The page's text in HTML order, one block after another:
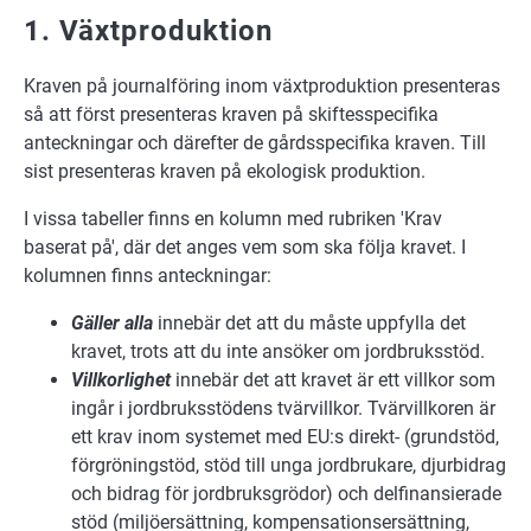
1. Växtproduktion
Kraven på journalföring inom växtproduktion presenteras
så att först presenteras kraven på skiftesspecifika
anteckningar och därefter de gårdsspecifika kraven. Till
sist presenteras kraven på ekologisk produktion.
I vissa tabeller finns en kolumn med rubriken 'Krav
baserat på', där det anges vem som ska följa kravet. I
kolumnen finns anteckningar:
Gäller alla innebär det att du måste uppfylla det
kravet, trots att du inte ansöker om jordbruksstöd.
Villkorlighetinnebär det att kravet är ett villkor som
ingår i jordbruksstödens tvärvillkor. Tvärvillkoren är
ett krav inom systemet med EU:s direkt- (grundstöd,
förgröningstöd, stöd till unga jordbrukare, djurbidrag
och bidrag för jordbruksgrödor) och delfinansierade
stöd (miljöersättning, kompensationsersättning,